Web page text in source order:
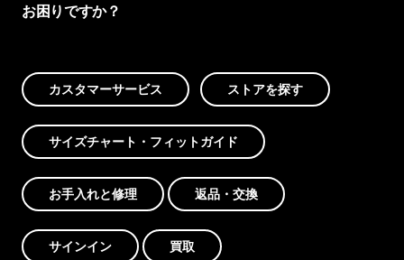
お困りですか？
カスタマーサービス ストアを探す
サイズチャート・フィットガイド
お手入れと修理 返品・交換
サインイン 買取